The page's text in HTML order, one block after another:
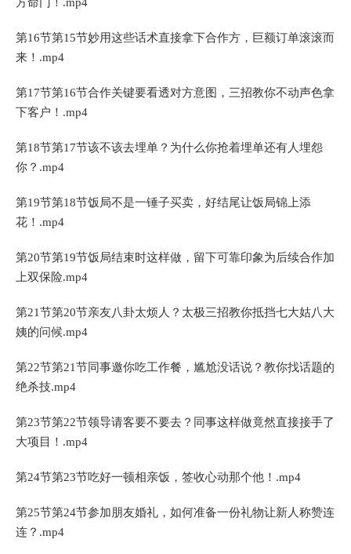
第16节第15节妙用这些话术直接拿下合作方，巨额订单滚滚而
来！.mp4
第17节第16节合作关键要看透对方意图，三招教你不动声色拿
下客户！.mp4
第18节第17节该不该去埋单？为什么你抢着埋单还有人埋怨
你？.mp4
第19节第18节饭局不是一锤子买卖，好结尾让饭局锦上添
花！.mp4
第20节第19节饭局结束时这样做，留下可靠印象为后续合作加
上双保险.mp4
第21节第20节亲友八卦太烦人？太极三招教你抵挡七大姑八大
姨的问候.mp4
第22节第21节同事邀你吃工作餐，尴尬没话说？教你找话题的
绝杀技.mp4
第23节第22节领导请客要不要去？同事这样做竟然直接接手了
大项目！.mp4
第24节第23节吃好一顿相亲饭，签收心动那个他！.mp4
第25节第24节参加朋友婚礼，如何准备一份礼物让新人称赞连
连？.mp4